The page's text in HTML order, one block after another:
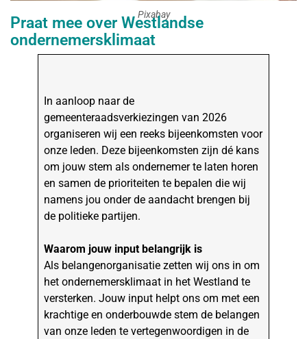
Pixabay
Praat mee over Westlandse
ondernemersklimaat
In aanloop naar de
gemeenteraadsverkiezingen van 2026
organiseren wij een reeks bijeenkomsten voor
onze leden. Deze bijeenkomsten zijn dé kans
om jouw stem als ondernemer te laten horen
en samen de prioriteiten te bepalen die wij
namens jou onder de aandacht brengen bij
de politieke partijen.
Waarom jouw input belangrijk is
Als belangenorganisatie zetten wij ons in om
het ondernemersklimaat in het Westland te
versterken. Jouw input helpt ons om met een
krachtige en onderbouwde stem de belangen
van onze leden te vertegenwoordigen in de